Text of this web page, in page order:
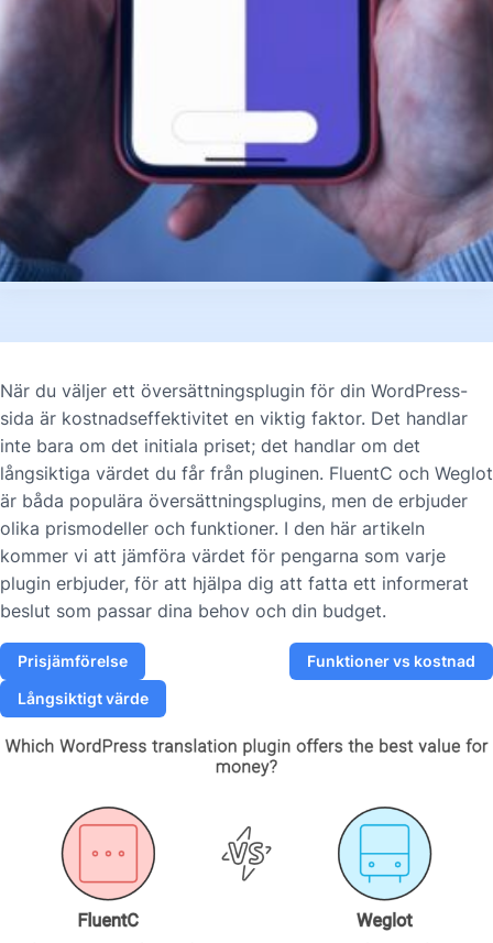
När du väljer ett översättningsplugin för din WordPress-
sida är kostnadseffektivitet en viktig faktor. Det handlar
inte bara om det initiala priset; det handlar om det
långsiktiga värdet du får från pluginen. FluentC och Weglot
är båda populära översättningsplugins, men de erbjuder
olika prismodeller och funktioner. I den här artikeln
kommer vi att jämföra värdet för pengarna som varje
plugin erbjuder, för att hjälpa dig att fatta ett informerat
beslut som passar dina behov och din budget.
Prisjämförelse
Funktioner vs kostnad
Långsiktigt värde